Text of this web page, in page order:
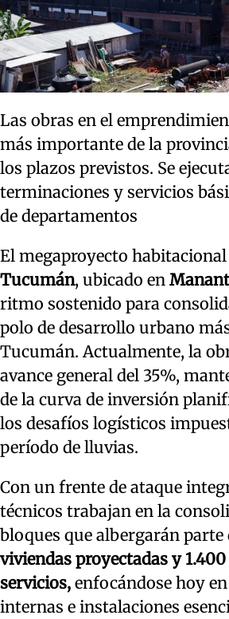
Las obras en el
más importante de la
los plazos previstos. Se
terminaciones y servicios
de departamentos
El megaproyecto habitacional
Tucumán, ubicado en
ritmo sostenido para
polo de desarrollo urbano
Tucumán. Actualmente, la
avance general del 35%,
de la curva de inversión
los desafíos logísticos
período de lluvias.
Con un frente de ataque
técnicos trabajan en la
bloques que albergarán parte
viviendas proyectadas y
servicios, enfocándose hoy
internas e instalaciones